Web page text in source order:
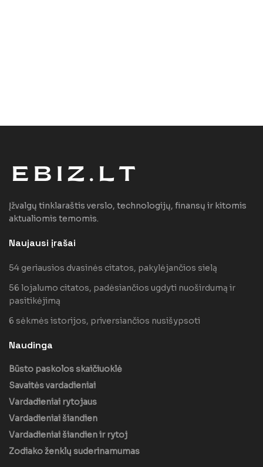
Įžvalgų tinklaraštis verslo, technologijų, finansų ir kitomis
aktualiomis temomis.
Naujausi įrašai
54 geriausios dvasinės citatos, pakylėjančios sielą
56 lojalumo citatos, padėsiančios ugdyti nuoširdumą ir
pasitikėjimą
6 sėkmės istorijos, priversiančios nusišypsoti
Naudinga
Būsto paskolos skaičiuoklė
Savaitės vardadieniai
Vardadieniai rytojaus
Vardadieniai šiandien
Vardadieniai šiandien ir rytoj
Zodiako ženklų suderinamumas